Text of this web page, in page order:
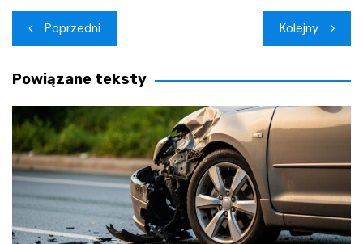
Nawigacja
wpisu
Poprzedni Kolejny
Powiązane teksty